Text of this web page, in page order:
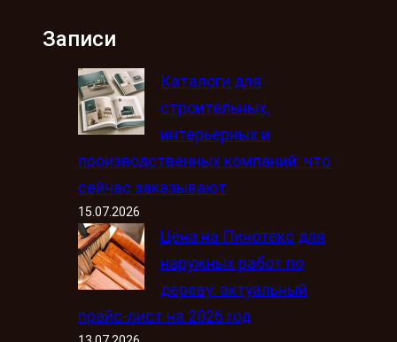
Записи
Каталоги для
строительных,
интерьерных и
производственных компаний: что
сейчас заказывают
15.07.2026
Цена на Пинотекс для
наружных работ по
дереву: актуальный
прайс-лист на 2026 год